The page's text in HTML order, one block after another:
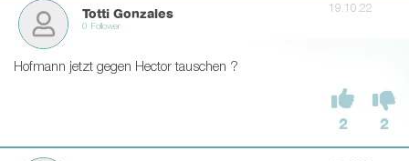
Totti Gonzales
0 Follower
19.10.22
Hofmann jetzt gegen Hector tauschen ?
2 2